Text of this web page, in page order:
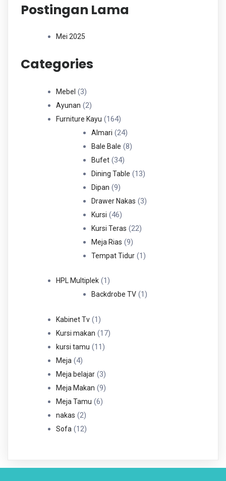
Postingan Lama
Mei 2025
Categories
Mebel 33
Produk
Ayunan 22
Produk
Furniture Kayu 164164
Produk
Almari 2424
Produk
Bale Bale 88
Bufet 3434
Produk
Dining Table 1313
Dipan 99
Produk
Drawer Nakas 33
Kursi 4646
Produk
Kursi Teras 2222
Meja Rias 99
Produk
Tempat Tidur 11
HPL Multiplek 11
Produk
Backdrobe TV 11
Kabinet Tv 11
Produk
Kursi makan 1717
kursi tamu 1111
Meja 44
Produk
Meja belajar 33
Produk
Meja Makan 99
Meja Tamu 66
nakas 22
Produk
Sofa 1212